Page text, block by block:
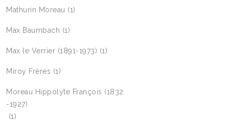
Mathurin Moreau (1)
Max Baumbach (1)
Max le Verrier (1891-1973) (1)
Miroy Frères (1)
Moreau Hippolyte François (1832
-1927)
(1)